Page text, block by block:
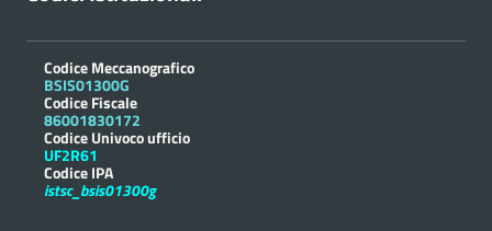
Codice Meccanografico
BSIS01300G
Codice Fiscale
86001830172
Codice Univoco ufficio
UF2R61
Codice IPA
istsc_bsis01300g